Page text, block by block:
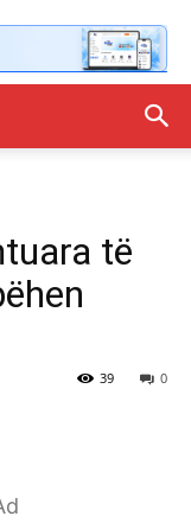
të
0
39